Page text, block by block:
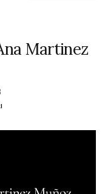
Martinez